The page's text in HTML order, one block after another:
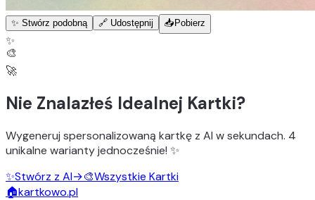
✨ Stwórz podobną 🔗 Udostępnij 📥 Pobierz
✨
🎨
🚀
Nie Znalazłeś Idealnej Kartki?
Wygeneruj spersonalizowaną kartkę z AI w sekundach. 4
unikalne wariantyjednocześnie! ✨
✨Stwórz z AI→🎨Wszystkie Kartki
🏠kartkowo.pl